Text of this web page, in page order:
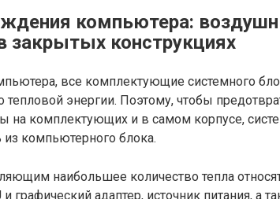
компьютера:
закрытых конструкциях
все комплектующие системного
тепловой энергии. Поэтому, чтобы
на комплектующих и в самом корпусе,
компьютерного блока.
наибольшее количество тепла
графический адаптер, источник питания, а